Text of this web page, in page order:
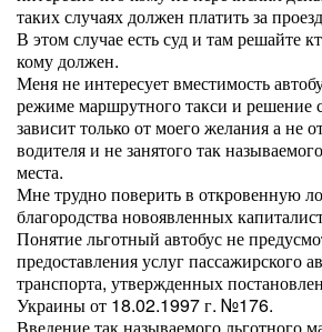
таких случаях должен платить за
В этом случае есть суд и там решайте
кому должен.
Меня не интересует вместимость
режиме маршрутного такси и решение
зависит только от моего желания а не
водителя и не занятого так
места.
Мне трудно поверить в откровенную
благородства новоявленных
Понятие льготный автобус не
предоставления услуг пассажирского
транспорта, утвержденных
Украины от 18.02.1997 г. №176.